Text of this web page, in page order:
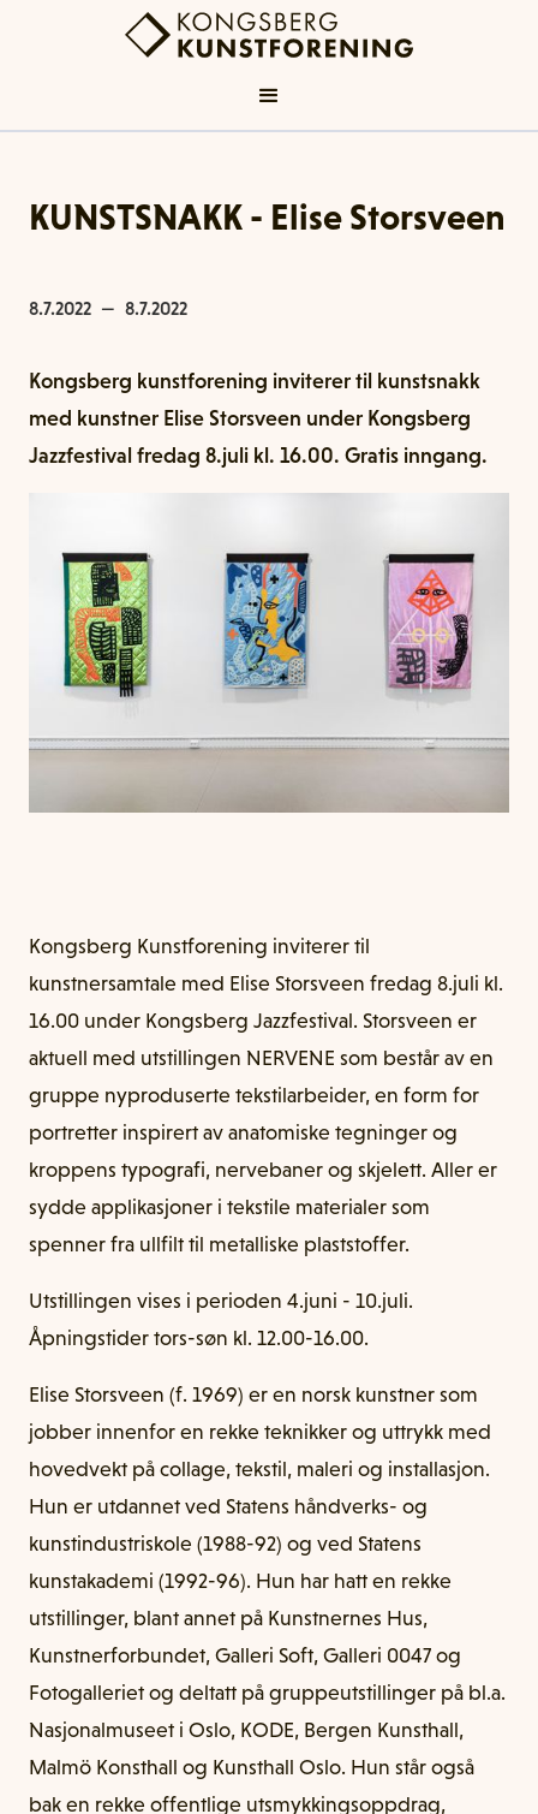
KUNSTSNAKK - Elise Storsveen
8.7.2022 — 8.7.2022
Kongsberg kunstforening inviterer til kunstsnakk
med kunstner Elise Storsveen under Kongsberg
Jazzfestival fredag 8.juli kl. 16.00. Gratis inngang.
Kongsberg Kunstforening inviterer til
kunstnersamtale med Elise Storsveen fredag 8.juli kl.
16.00 under Kongsberg Jazzfestival. Storsveen er
aktuell med utstillingen NERVENE som består av en
gruppe nyproduserte tekstilarbeider, en form for
portretter inspirert av anatomiske tegninger og
kroppens typografi, nervebaner og skjelett. Aller er
sydde applikasjoner i tekstile materialer som
spenner fra ullfilt til metalliske plaststoffer.
Utstillingen vises i perioden 4.juni - 10.juli.
Åpningstider tors-søn kl. 12.00-16.00.
Elise Storsveen (f. 1969) er en norsk kunstner som
jobber innenfor en rekke teknikker og uttrykk med
hovedvekt på collage, tekstil, maleri og installasjon.
Hun er utdannet ved Statens håndverks- og
kunstindustriskole (1988-92) og ved Statens
kunstakademi (1992-96). Hun har hatt en rekke
utstillinger, blant annet på Kunstnernes Hus,
Kunstnerforbundet, Galleri Soft, Galleri 0047 og
Fotogalleriet og deltatt på gruppeutstillinger på bl.a.
Nasjonalmuseet i Oslo, KODE, Bergen Kunsthall,
Malmö Konsthall og Kunsthall Oslo. Hun står også
bak en rekke offentlige utsmykkingsoppdrag,